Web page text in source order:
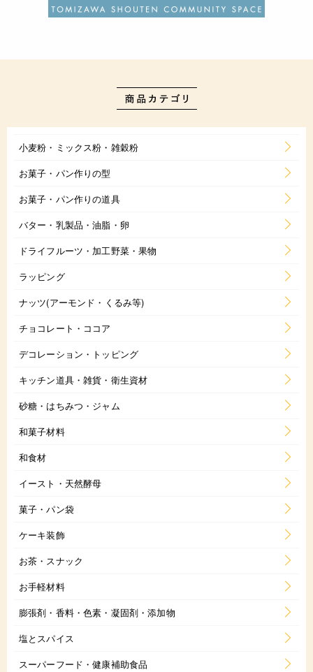
小麦粉・ミックス粉・雑穀粉
お菓子・パン作りの型
お菓子・パン作りの道具
バター・乳製品・油脂・卵
ドライフルーツ・加工野菜・果物
ラッピング
ナッツ(アーモンド・くるみ等)
チョコレート・ココア
デコレーション・トッピング
キッチン道具・雑貨・衛生資材
砂糖・はちみつ・ジャム
和菓子材料
和食材
イースト・天然酵母
菓子・パン袋
ケーキ装飾
お茶・スナック
お手軽材料
膨張剤・香料・色素・凝固剤・添加物
塩とスパイス
スーパーフード・健康補助食品